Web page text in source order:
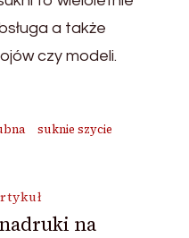
a także
czy modeli.
suknie szycie
na